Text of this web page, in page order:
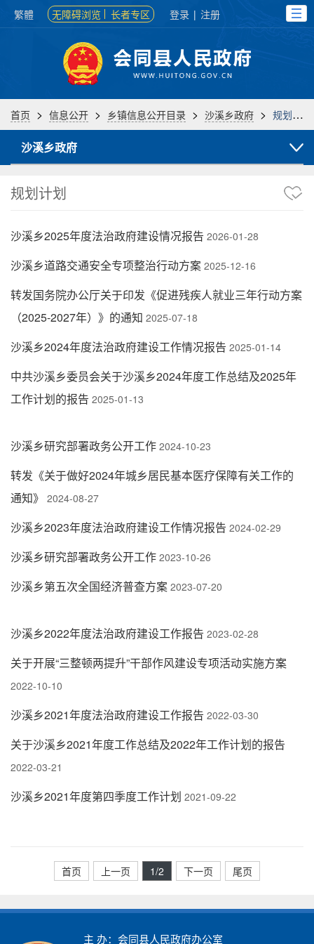
繁體 无障碍浏览 长者专区 登录 | 注册
首页 > 信息公开 > 乡镇信息公开目录 > 沙溪乡政府 > 规划计划
沙溪乡政府
规划计划
沙溪乡2025年度法治政府建设情况报告 2026-01-28
沙溪乡道路交通安全专项整治行动方案 2025-12-16
转发国务院办公厅关于印发《促进残疾人就业三年行动方案
（2025-2027年）》的通知 2025-07-18
沙溪乡2024年度法治政府建设工作情况报告 2025-01-14
中共沙溪乡委员会关于沙溪乡2024年度工作总结及2025年
工作计划的报告 2025-01-13
沙溪乡研究部署政务公开工作 2024-10-23
转发《关于做好2024年城乡居民基本医疗保障有关工作的
通知》 2024-08-27
沙溪乡2023年度法治政府建设工作情况报告 2024-02-29
沙溪乡研究部署政务公开工作 2023-10-26
沙溪乡第五次全国经济普查方案 2023-07-20
沙溪乡2022年度法治政府建设工作报告 2023-02-28
关于开展“三整顿两提升”干部作风建设专项活动实施方案
2022-10-10
沙溪乡2021年度法治政府建设工作报告 2022-03-30
关于沙溪乡2021年度工作总结及2022年工作计划的报告
2022-03-21
沙溪乡2021年度第四季度工作计划 2021-09-22
首页 上一页 1/2 下一页 尾页
主 办：会同县人民政府办公室